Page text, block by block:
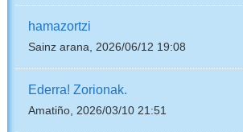
hamazortzi
Sainz arana, 2026/06/12 19:08
Ederra! Zorionak.
Amatiño, 2026/03/10 21:51